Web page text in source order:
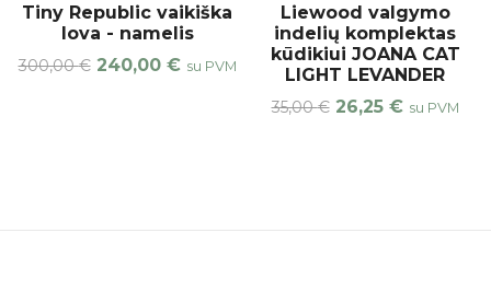
Tiny Republic vaikiška
lova - namelis
300,00€ 240,00 € su PVM
Liewood valgymo
indelių komplektas
kūdikiui JOANA CAT
LIGHT LEVANDER
35,00€ 26,25 € su PVM